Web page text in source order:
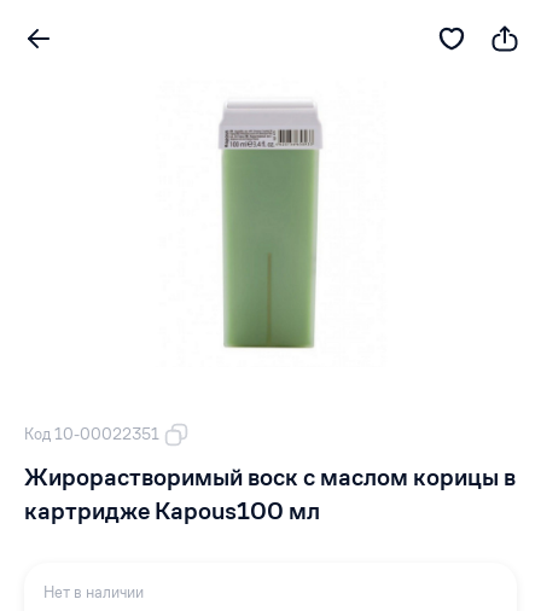
Код 10-00022351
Жирорастворимый воск с маслом корицы в
картридже Kapous100 мл
Нет в наличии